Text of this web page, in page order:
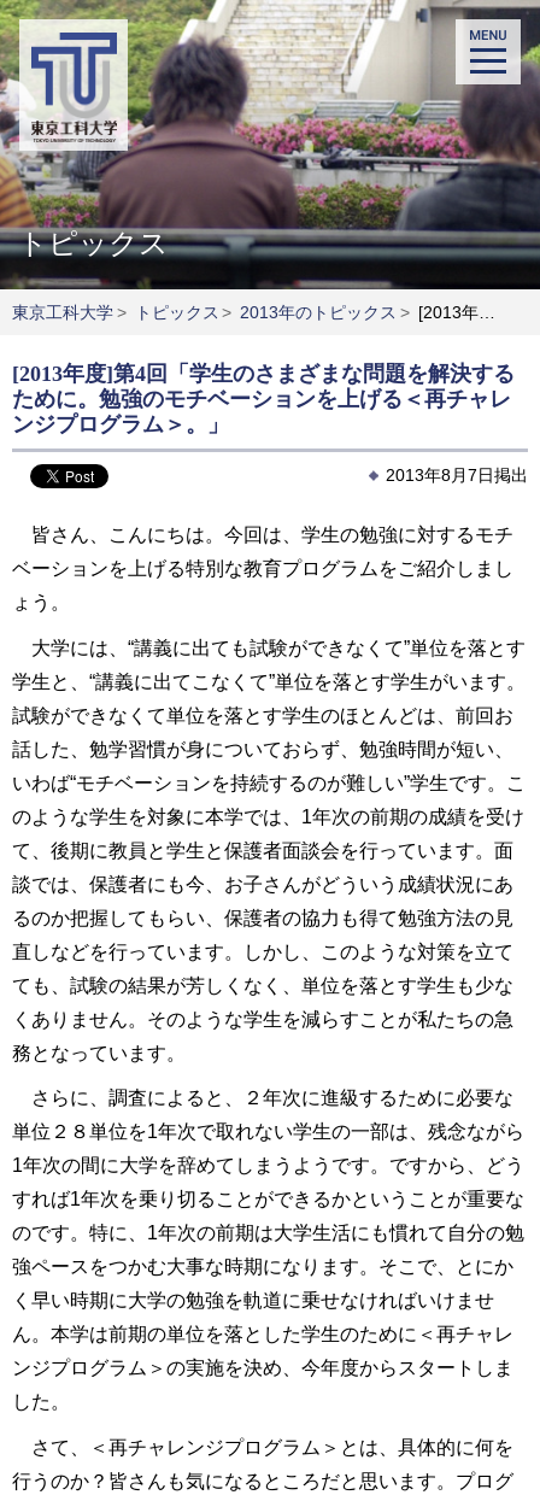
トピックス
東京工科大学> トピックス > 2013年のトピックス > [2013年度]第4回学長コラム「学生のさまざまな問題を解決するために。勉強のモチベーションを上げる＜再チャレンジプログラム＞。」
[2013年度]第4回「学生のさまざまな問題を解決する
ために。勉強のモチベーションを上げる＜再チャレ
ンジプログラム＞。」
2013年8月7日掲出
皆さん、こんにちは。今回は、学生の勉強に対するモチ
ベーションを上げる特別な教育プログラムをご紹介しまし
ょう。
大学には、“講義に出ても試験ができなくて”単位を落とす
学生と、“講義に出てこなくて”単位を落とす学生がいます。
試験ができなくて単位を落とす学生のほとんどは、前回お
話した、勉学習慣が身についておらず、勉強時間が短い、
いわば“モチベーションを持続するのが難しい”学生です。こ
のような学生を対象に本学では、1年次の前期の成績を受け
て、後期に教員と学生と保護者面談会を行っています。面
談では、保護者にも今、お子さんがどういう成績状況にあ
るのか把握してもらい、保護者の協力も得て勉強方法の見
直しなどを行っています。しかし、このような対策を立て
ても、試験の結果が芳しくなく、単位を落とす学生も少な
くありません。そのような学生を減らすことが私たちの急
務となっています。
さらに、調査によると、２年次に進級するために必要な
単位２８単位を1年次で取れない学生の一部は、残念ながら
1年次の間に大学を辞めてしまうようです。ですから、どう
すれば1年次を乗り切ることができるかということが重要な
のです。特に、1年次の前期は大学生活にも慣れて自分の勉
強ペースをつかむ大事な時期になります。そこで、とにか
く早い時期に大学の勉強を軌道に乗せなければいけませ
ん。本学は前期の単位を落とした学生のために＜再チャレ
ンジプログラム＞の実施を決め、今年度からスタートしま
した。
さて、＜再チャレンジプログラム＞とは、具体的に何を
行うのか？皆さんも気になるところだと思います。プログ